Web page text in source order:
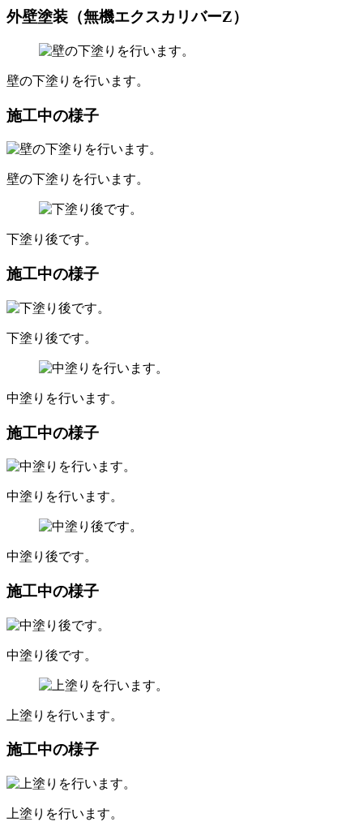
外壁塗装（無機エクスカリバーZ）
壁の下塗りを行います。
施工中の様子
壁の下塗りを行います。
下塗り後です。
施工中の様子
下塗り後です。
中塗りを行います。
施工中の様子
中塗りを行います。
中塗り後です。
施工中の様子
中塗り後です。
上塗りを行います。
施工中の様子
上塗りを行います。